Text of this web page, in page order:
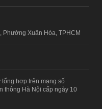
Phường Xuân Hòa, TPHCM
hợp trên mạng số
thông Hà Nội cấp ngày 10